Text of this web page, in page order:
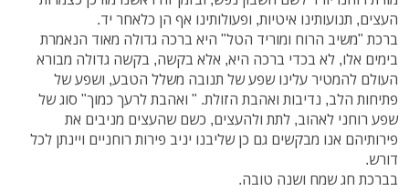
העצים, תנועותינו איטיות, ופעולותינו אף הן כלאחר יד.
ברכת "משיב הרוח ומוריד הטל" היא ברכה גדולה מאוד הנאמרת
בימים אלו, לא בכדי ברכה היא, אלא בקשה, בקשה גדולה מבורא
העולם להמטיר עלינו שפע של תנובה משלל הטבע, ושפע של
פתיחות הלב, נדיבות ואהבת הזולת. " ואהבת לרעך כמוך" סוג של
שפע רוחני לאהוב, לתת ולהעצים, כשם שהעצים מניבים את
פירותיהם אנו מבקשים גם כן שליבנו יניב פירות רוחניים ויינתן לכל
דורש.
בברכת חג שמח ושנה טובה.